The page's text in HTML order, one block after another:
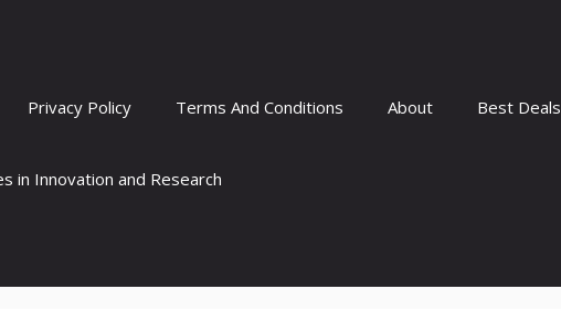
Privacy Policy Terms And Conditions About Best Deals
in Innovation and Research